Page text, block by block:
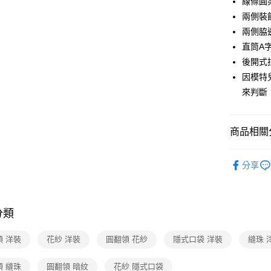
國泰世
臺灣中
匯豐（
聯邦商
元大商
台新國
台灣樂
街口支付
相關說明
【關於「
AFTEE先
便利好安
１．簡單
付」結帳
※ 交易是
ATM付款
付款後全
兩側裝
兩側脇
直筒A
後開式
因模特
來判斷
商品相關
商品分享
類
洋裝 花紗 洋裝 圓翻領 花紗 隱式口袋 洋裝 縫珠
縫珠 圓翻領 暗紋 花紗 隱式口袋